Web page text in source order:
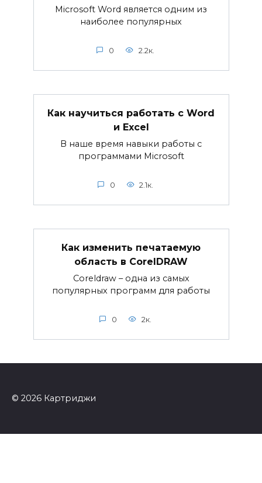
Microsoft Word является одним из
наиболее популярных
0 2.2к.
Как научиться работать с Word
и Excel
В наше время навыки работы с
программами Microsoft
0 2.1к.
Как изменить печатаемую
область в CorelDRAW
Coreldraw – одна из самых
популярных программ для работы
0 2к.
© 2026 Картриджи